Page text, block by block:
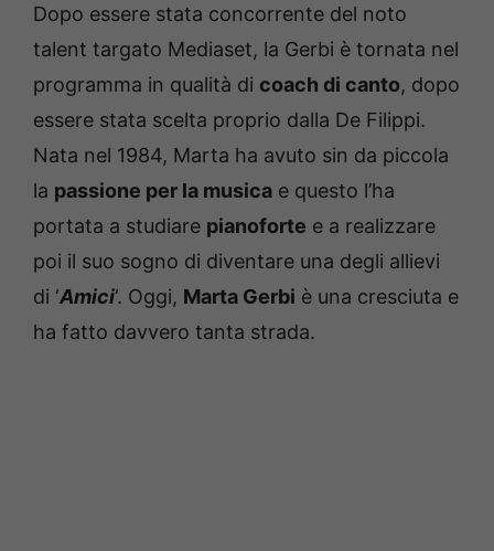
Dopo essere stata concorrente del noto
talent targato Mediaset, la Gerbi è tornata nel
programma in qualità di coach di canto, dopo
essere stata scelta proprio dalla De Filippi.
Nata nel 1984, Marta ha avuto sin da piccola
la passione per la musica e questo l’ha
portata a studiare pianoforte e a realizzare
poi il suo sogno di diventare una degli allievi
di ‘Amici‘. Oggi, Marta Gerbi è una cresciuta e
ha fatto davvero tanta strada.